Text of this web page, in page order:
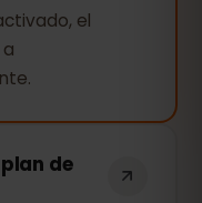
el
de